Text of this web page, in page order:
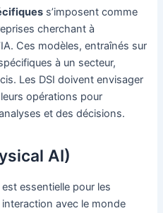
s’imposent comme
cherchant à
Ces modèles, entraînés sur
à un secteur,
Les DSI doivent envisager
opérations pour
et des décisions.
AI)
est essentielle pour les
avec le monde